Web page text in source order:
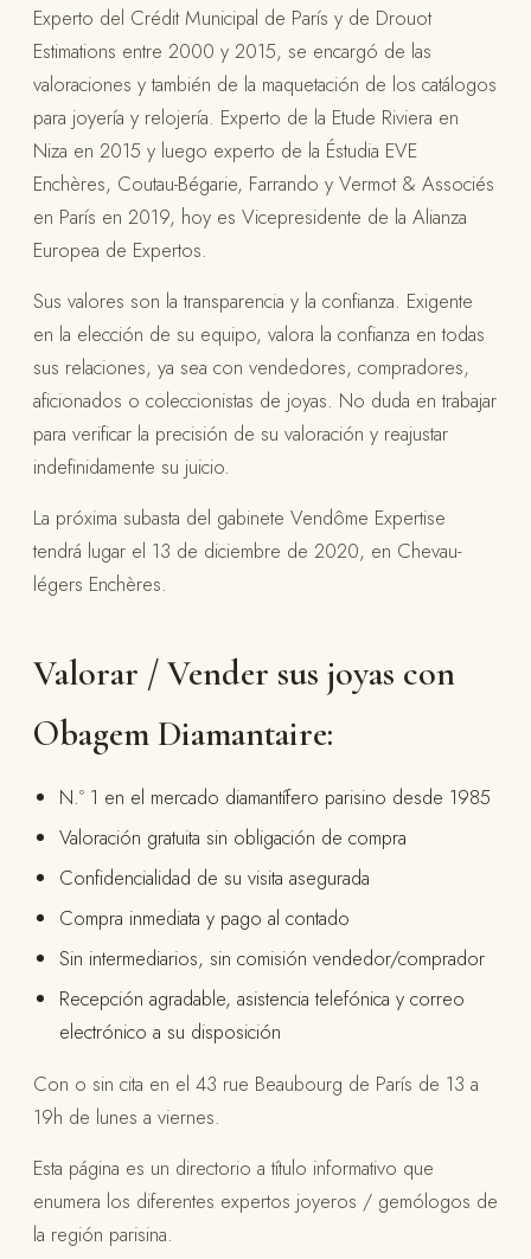
Experto del Crédit Municipal de París y de Drouot
Estimations entre 2000 y 2015, se encargó de las
valoraciones y también de la maquetación de los catálogos
para joyería y relojería. Experto de la Etude Riviera en
Niza en 2015 y luego experto de la Éstudia EVE
Enchères, Coutau-Bégarie, Farrando y Vermot & Associés
en París en 2019, hoy es Vicepresidente de la Alianza
Europea de Expertos.
Sus valores son la transparencia y la confianza. Exigente
en la elección de su equipo, valora la confianza en todas
sus relaciones, ya sea con vendedores, compradores,
aficionados o coleccionistas de joyas. No duda en trabajar
para verificar la precisión de su valoración y reajustar
indefinidamente su juicio.
La próxima subasta del gabinete Vendôme Expertise
tendrá lugar el 13 de diciembre de 2020, en Chevau-
légers Enchères.
Valorar / Vender sus joyas con
Obagem Diamantaire:
N.º 1 en el mercado diamantífero parisino desde 1985
Valoración gratuita sin obligación de compra
Confidencialidad de su visita asegurada
Compra inmediata y pago al contado
Sin intermediarios, sin comisión vendedor/comprador
Recepción agradable, asistencia telefónica y correo
electrónico a su disposición
Con o sin cita en el 43 rue Beaubourg de París de 13 a
19h de lunes a viernes.
Esta página es un directorio a título informativo que
enumera los diferentes expertos joyeros / gemólogos de
la región parisina.